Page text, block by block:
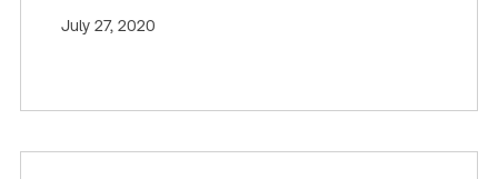
July 27, 2020